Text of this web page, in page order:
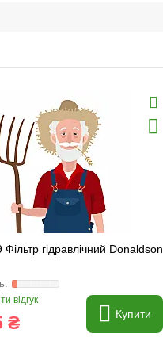
гідравлічний Donaldson
відгук
₴ Купити